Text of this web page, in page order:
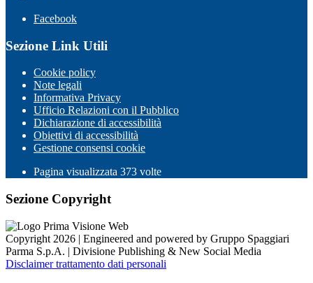
Facebook
Sezione Link Utili
Cookie policy
Note legali
Informativa Privacy
Ufficio Relazioni con il Pubblico
Dichiarazione di accessibilità
Obiettivi di accessibilità
Gestione consensi cookie
Pagina visualizzata 373 volte
Sezione Copyright
Copyright 2026 | Engineered and powered by Gruppo Spaggiari
Parma S.p.A. | Divisione Publishing & New Social Media
Disclaimer trattamento dati personali